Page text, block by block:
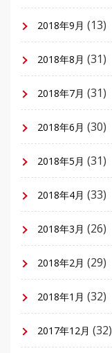
2018年9月 (13)
2018年8月 (31)
2018年7月 (31)
2018年6月 (30)
2018年5月 (31)
2018年4月 (33)
2018年3月 (26)
2018年2月 (29)
2018年1月 (32)
2017年12月 (32)